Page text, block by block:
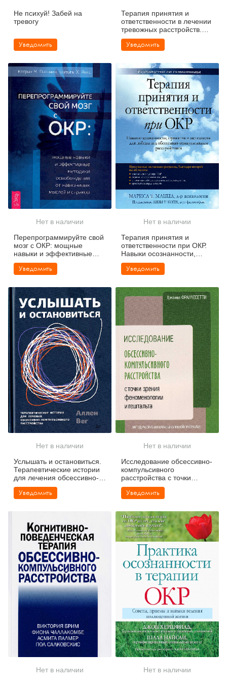
Не психуй! Забей на
тревогу
Уведомить
Терапия принятия и
ответственности в лечении
тревожных расстройств.
Практическое руководство
по использованию
принятия и ценностно-
ориентированного
изменения поведения
Уведомить
Нет в наличии
Перепрограммируйте свой
мозг с ОКР: мощные
навыки и эффективные
методики освобождения от
навязчивых мыслей и
Уведомить
Нет в наличии
Терапия принятия и
ответственности при ОКР.
Навыки осознанности,
принятия и экспозиции для
победы
Уведомить
Нет в наличии
Услышать и остановиться.
Терапевтические истории
для лечения обсессивно-
компульсивного
расстройства
Уведомить
Нет в наличии
Исследование обсессивно-
компульсивного
расстройства с точки
зрения феноменологии и
гештальта
Уведомить
Нет в наличии
Нет в наличии